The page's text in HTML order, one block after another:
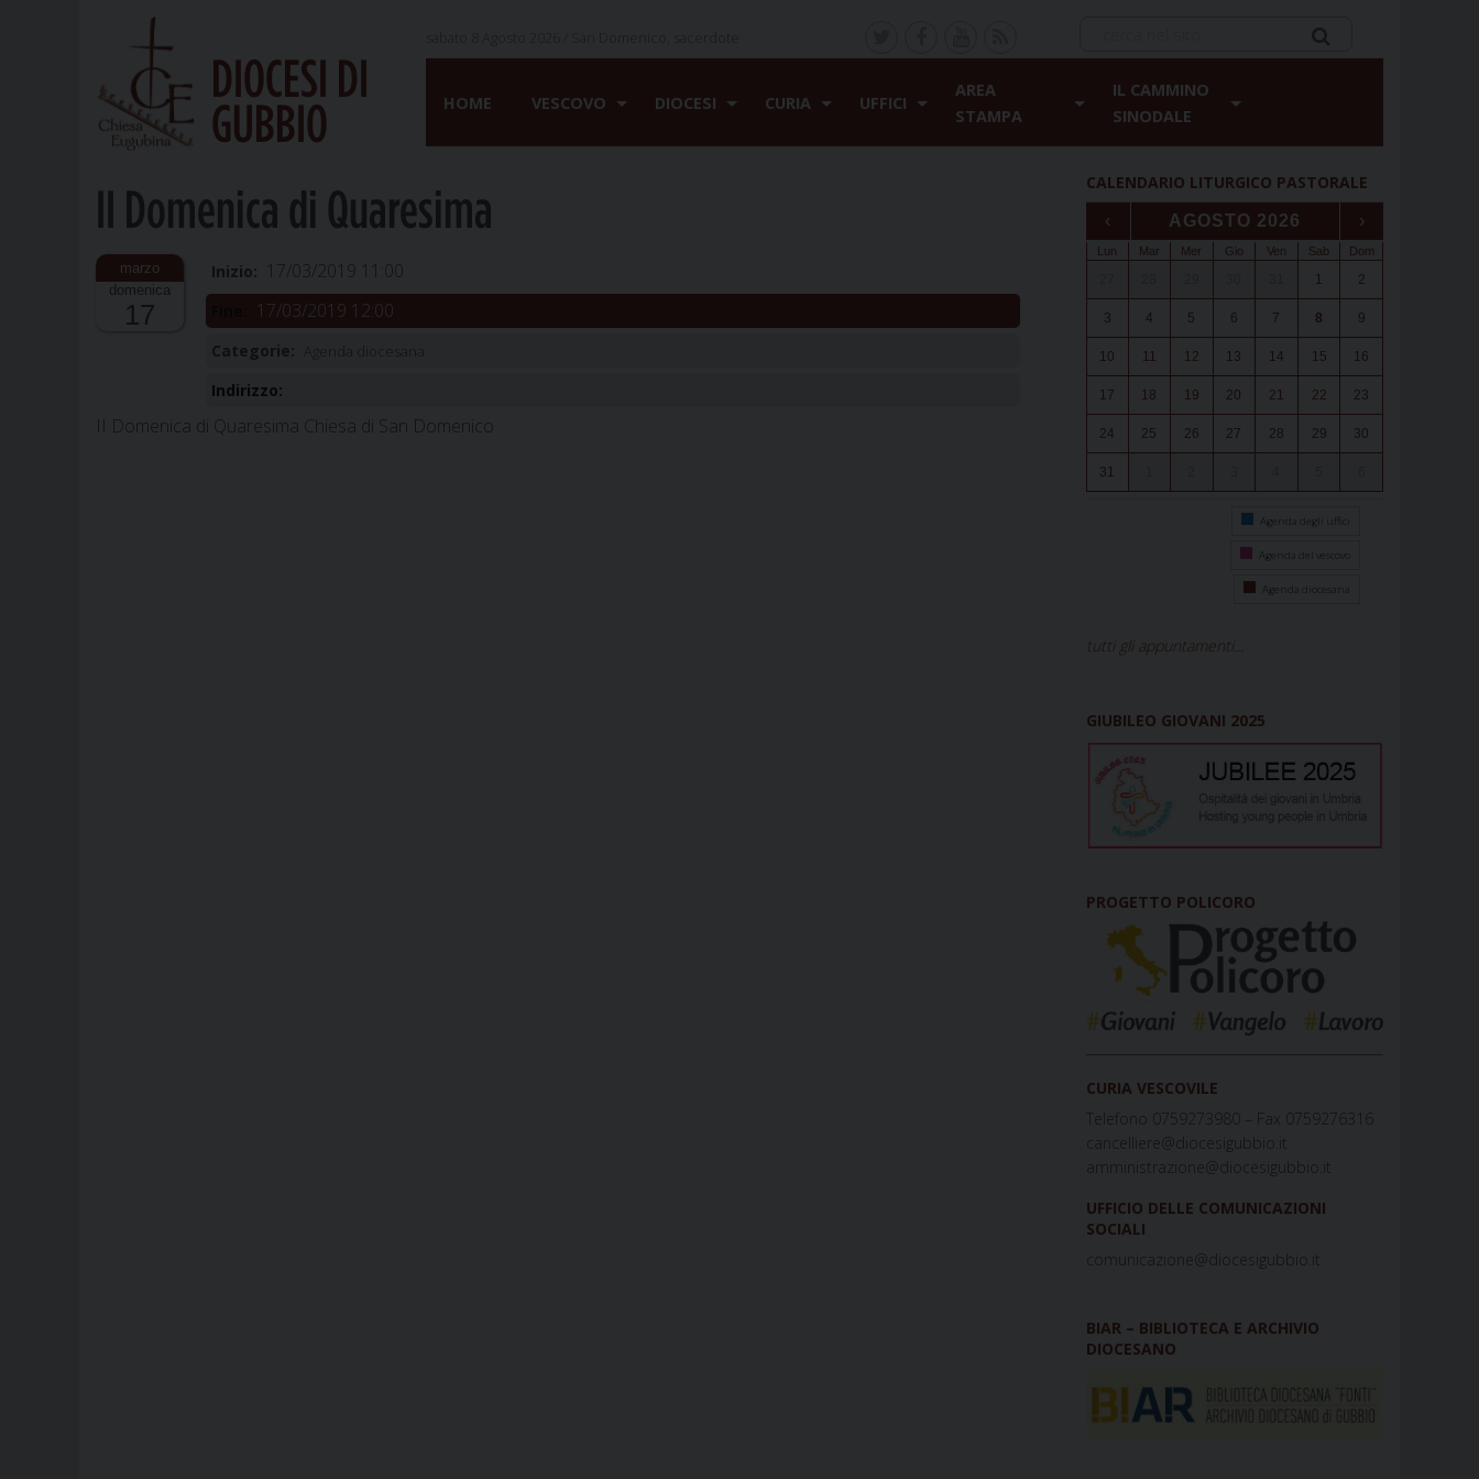
DIOCESI DI
GUBBIO
HOME VESCOVO DIOCESI CURIA UFFICI
AREA
STAMPA
IL CAMMINO
SINODALE
II Domenica di Quaresima
domenica
17
Inizio: 17/03/2019 11:00
17/03/2019 12:00
Categorie:
Indirizzo:
II Domenica di Quaresima Chiesa di San Domenico
CALENDARIO LITURGICO PASTORALE
‹ AGOSTO 2026 ›
Lun Mar Mer Gio Ven Sab Dom
1 2
3 4 5 6 7 8 9
10 11 12 13 14 15 16
17 18 19 20 21 22 23
24 25 26 27 28 29 30
31
Agenda degli uffici
Agenda del vescovo
Agenda diocesana
tutti gli appuntamenti...
GIUBILEO GIOVANI 2025
PROGETTO POLICORO
CURIA VESCOVILE
Telefono 0759273980 – Fax 0759276316
cancelliere@diocesigubbio.it
amministrazione@diocesigubbio.it
UFFICIO DELLE COMUNICAZIONI
SOCIALI
comunicazione@diocesigubbio.it
BIAR – BIBLIOTECA E ARCHIVIO
DIOCESANO